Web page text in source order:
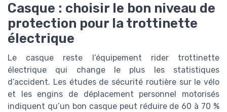
Casque : choisir le bon niveau de
protection pour la trottinette
électrique
Le casque reste l’équipement rider trottinette
électrique qui change le plus les statistiques
d’accident. Les études de sécurité routière sur le vélo
et les engins de déplacement personnel motorisés
indiquent qu’un bon casque peut réduire de 60 à 70 %